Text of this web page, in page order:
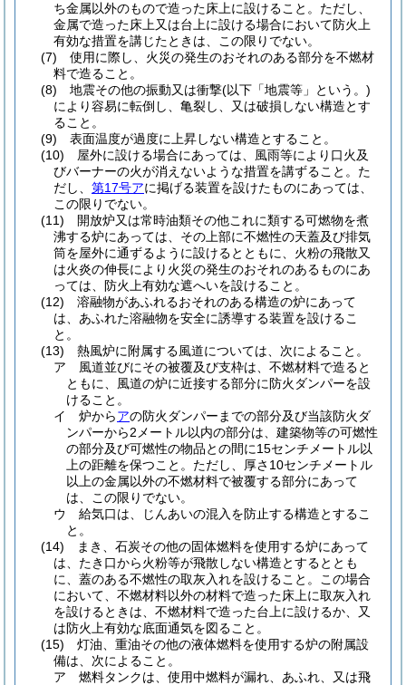
ち金属以外のもので造った床上に設けること。 ただし、
金属で造った床上又は台上に設ける場合において防火上
有効な措置を講じたときは、この限りでない。
(7)
使用に際し、火災の発生のおそれのある部分を不燃材
料で造ること。
(8)
地震その他の振動又は衝撃(以下「地震等」という。)
により容易に転倒し、亀裂し、又は破損しない構造とす
ること。
(9)
表面温度が過度に上昇しない構造とすること。
(10)
屋外に設ける場合にあっては、風雨等により口火及
びバーナーの火が消えないような措置を講ずること。 た
だし、 第17号アに掲げる装置を設けたものにあっては、
この限りでない。
(11)
開放炉又は常時油類その他これに類する可燃物を煮
沸する炉にあっては、その上部に不燃性の天蓋及び排気
筒を屋外に通ずるように設けるとともに、火粉の飛散又
は火炎の伸長により火災の発生のおそれのあるものにあ
っては、防火上有効な遮へいを設けること。
(12)
溶融物があふれるおそれのある構造の炉にあって
は、あふれた溶融物を安全に誘導する装置を設けるこ
と。
(13)
熱風炉に附属する風道については、次によること。
ア
風道並びにその被覆及び支枠は、不燃材料で造ると
ともに、風道の炉に近接する部分に防火ダンパーを設
けること。
イ
炉からアの防火ダンパーまでの部分及び当該防火ダ
ンパーから2メートル以内の部分は、建築物等の可燃性
の部分及び可燃性の物品との間に15センチメートル以
上の距離を保つこと。 ただし、厚さ10センチメートル
以上の金属以外の不燃材料で被覆する部分にあって
は、この限りでない。
ウ
給気口は、じんあいの混入を防止する構造とするこ
と。
(14)
まき、石炭その他の固体燃料を使用する炉にあって
は、たき口から火粉等が飛散しない構造とするととも
に、蓋のある不燃性の取灰入れを設けること。
この場合
において、不燃材料以外の材料で造った床上に取灰入れ
を設けるときは、不燃材料で造った台上に設けるか、又
は防火上有効な底面通気を図ること。
(15)
灯油、重油その他の液体燃料を使用する炉の附属設
備は、次によること。
ア
燃料タンクは、使用中燃料が漏れ、あふれ、又は飛